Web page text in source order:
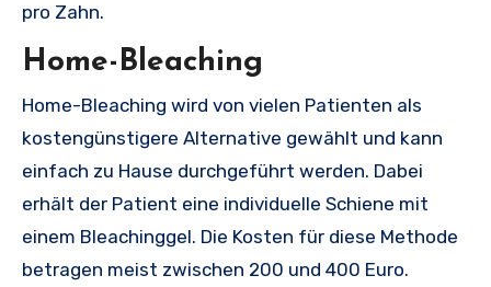
pro Zahn.
Home-Bleaching
Home-Bleaching wird von vielen Patienten als
kostengünstigere Alternative gewählt und kann
einfach zu Hause durchgeführt werden. Dabei
erhält der Patient eine individuelle Schiene mit
einem Bleachinggel. Die Kosten für diese Methode
betragen meist zwischen 200 und 400 Euro.